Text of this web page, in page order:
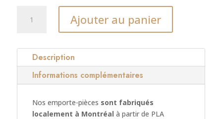
Tête
de
lapin
Ajouter au panier
Description
Informations complémentaires
Nos emporte-pièces sont fabriqués
localement à Montréal à partir de PLA